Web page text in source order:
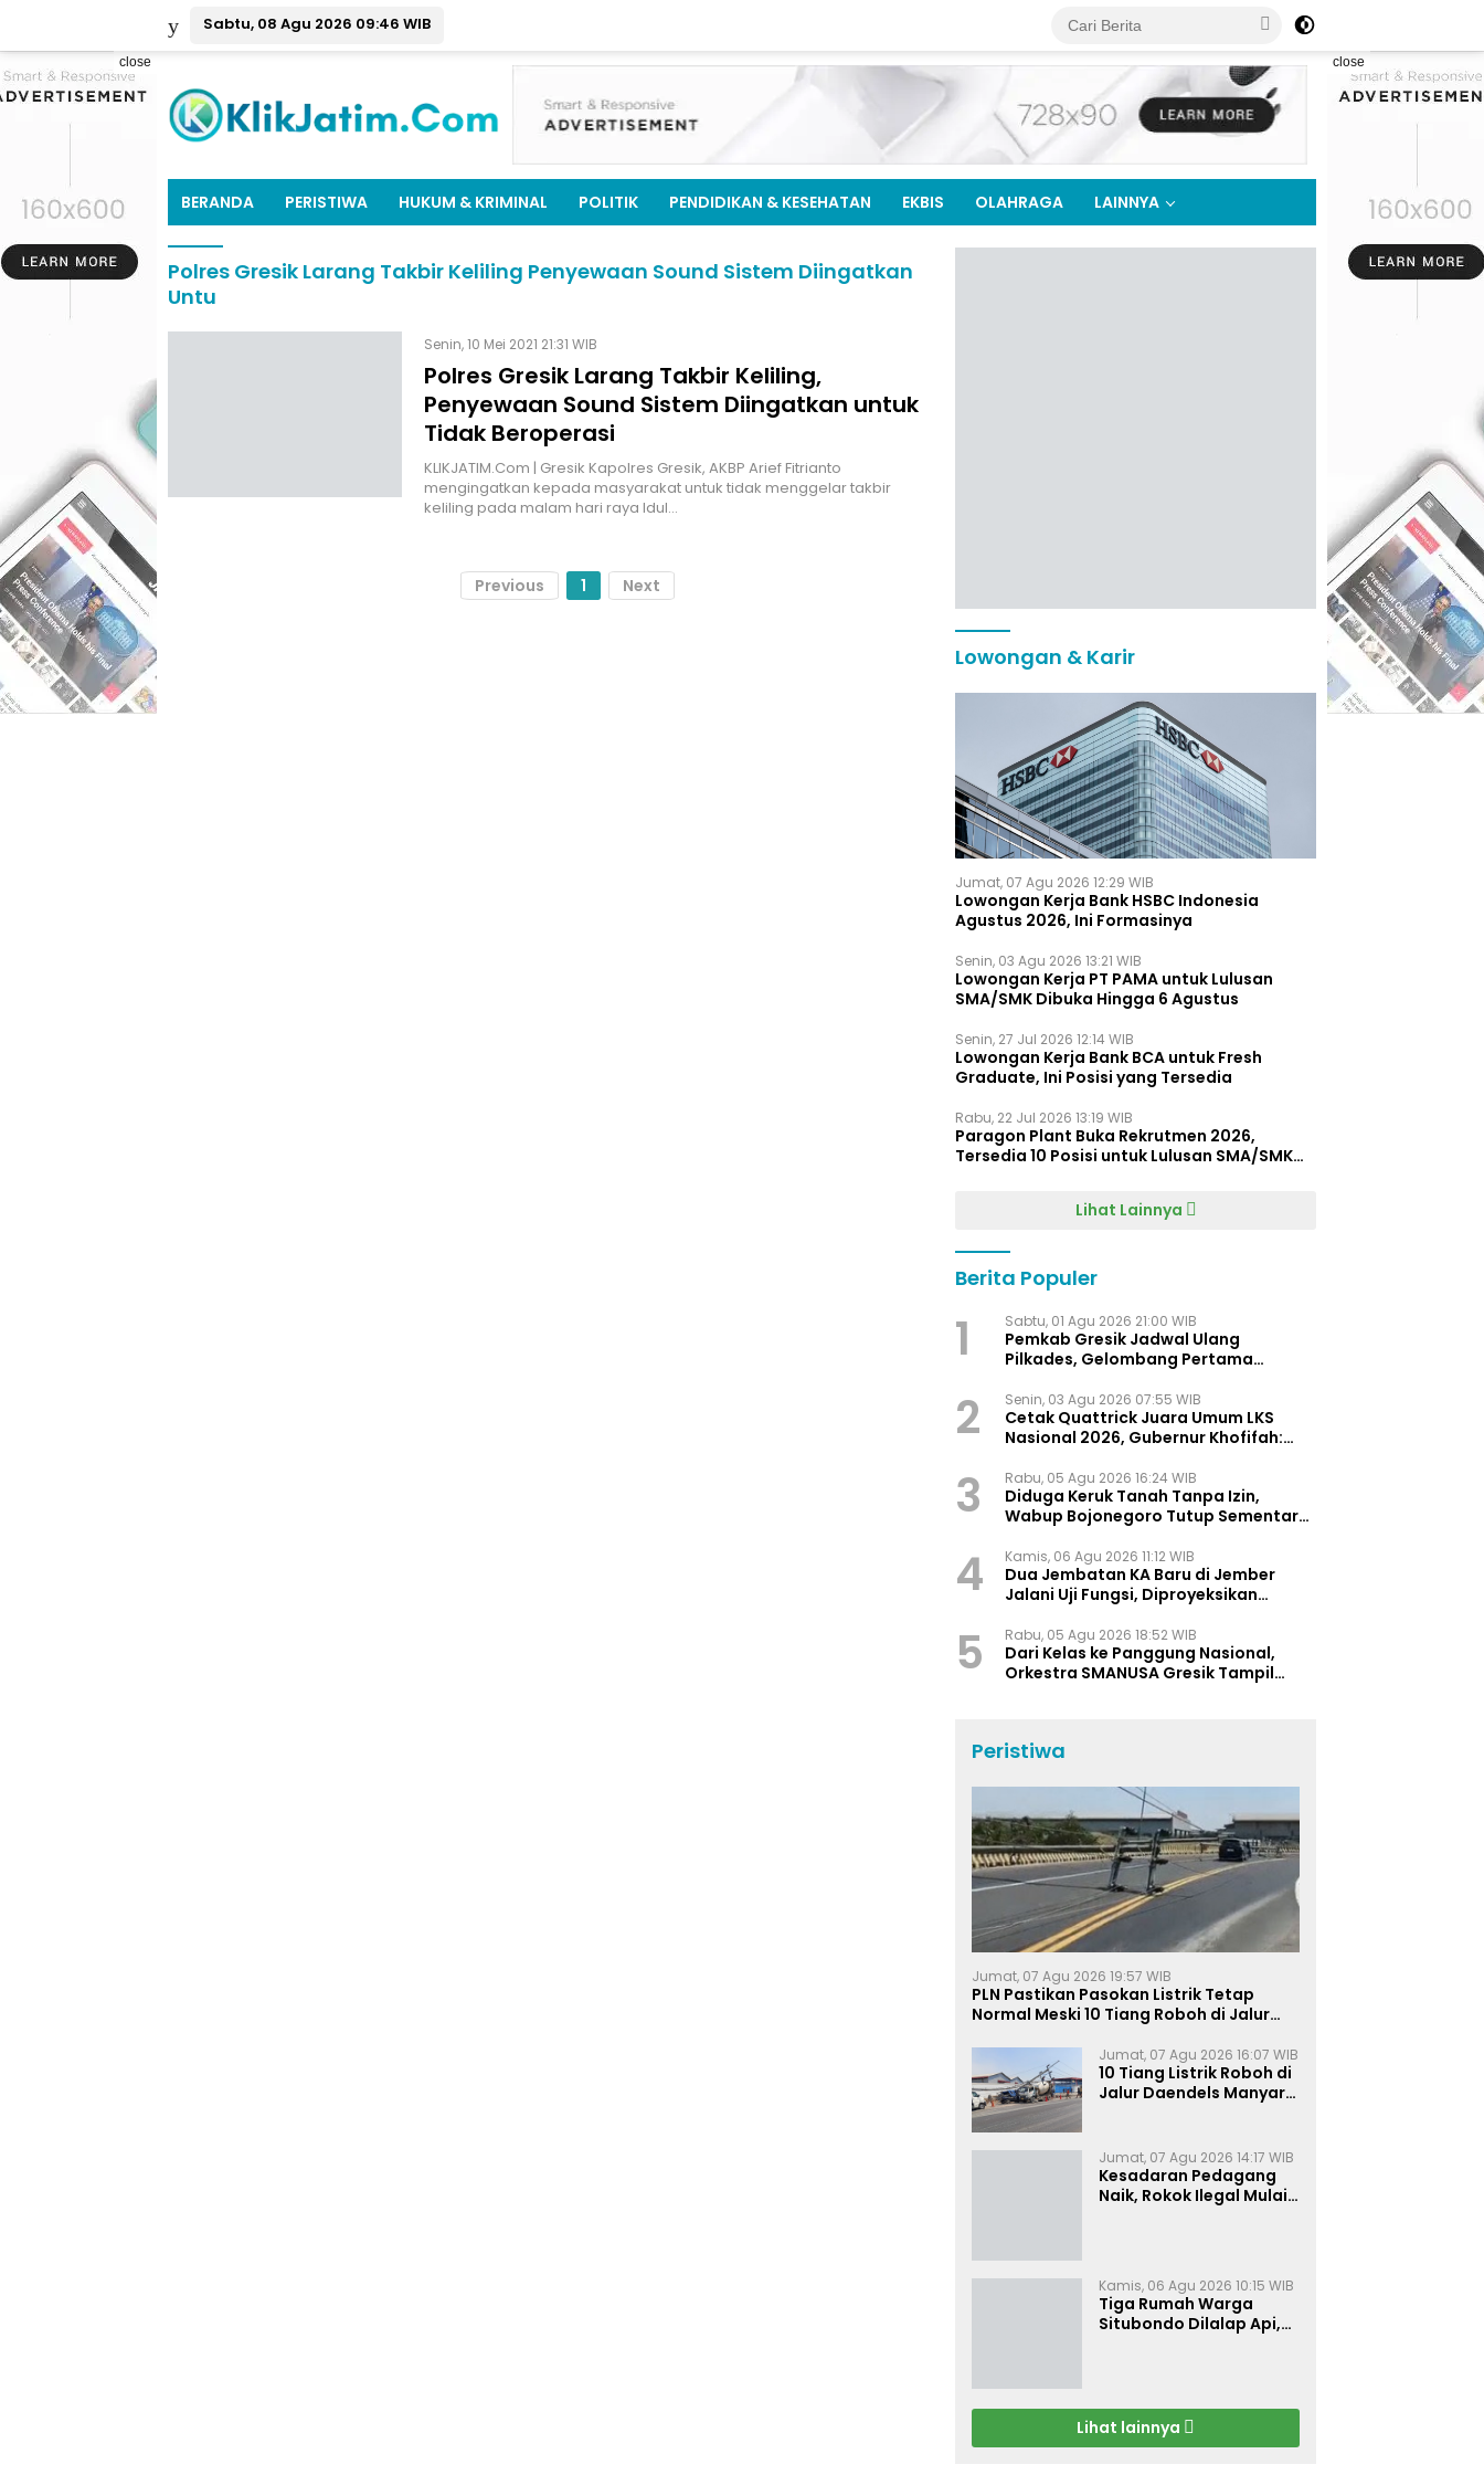
Sabtu, 08 Agu 2026 09:46 WIB
close close
BERANDA PERISTIWA HUKUM & KRIMINAL POLITIK PENDIDIKAN & KESEHATAN EKBIS OLAHRAGA LAINNYA
Polres Gresik Larang Takbir Keliling Penyewaan Sound Sistem Diingatkan
Untu
Senin, 10 Mei 2021 21:31 WIB
Polres Gresik Larang Takbir Keliling,
Penyewaan Sound Sistem Diingatkan untuk
Tidak Beroperasi
KLIKJATIM.Com | Gresik Kapolres Gresik, AKBP Arief Fitrianto
mengingatkan kepada masyarakat untuk tidak menggelar takbir
keliling pada malam hari raya Idul…
Previous 1 Next
Lowongan & Karir
Jumat, 07 Agu 2026 12:29 WIB
Lowongan Kerja Bank HSBC Indonesia
Agustus 2026, Ini Formasinya
Senin, 03 Agu 2026 13:21 WIB
Lowongan Kerja PT PAMA untuk Lulusan
SMA/SMK Dibuka Hingga 6 Agustus
Senin, 27 Jul 2026 12:14 WIB
Lowongan Kerja Bank BCA untuk Fresh
Graduate, Ini Posisi yang Tersedia
Rabu, 22 Jul 2026 13:19 WIB
Paragon Plant Buka Rekrutmen 2026,
Tersedia 10 Posisi untuk Lulusan SMA/SMK
Lihat Lainnya
Berita Populer
1 Sabtu, 01 Agu 2026 21:00 WIB
Pemkab Gresik Jadwal Ulang
Pilkades, Gelombang Pertama
2 Senin, 03 Agu 2026 07:55 WIB
Cetak Quattrick Juara Umum LKS
Nasional 2026, Gubernur Khofifah:
Indonesia
3 Rabu, 05 Agu 2026 16:24 WIB
Diduga Keruk Tanah Tanpa Izin,
Wabup Bojonegoro Tutup Sementara
4 Kamis, 06 Agu 2026 11:12 WIB
Dua Jembatan KA Baru di Jember
Jalani Uji Fungsi, Diproyeksikan
5 Rabu, 05 Agu 2026 18:52 WIB
Dari Kelas ke Panggung Nasional,
Orkestra SMANUSA Gresik Tampil
Peristiwa
Jumat, 07 Agu 2026 19:57 WIB
PLN Pastikan Pasokan Listrik Tetap
Normal Meski 10 Tiang Roboh di Jalur
Jumat, 07 Agu 2026 16:07 WIB
10 Tiang Listrik Roboh di
Jalur Daendels Manyar
Jumat, 07 Agu 2026 14:17 WIB
Kesadaran Pedagang
Naik, Rokok Ilegal Mulai
Kamis, 06 Agu 2026 10:15 WIB
Tiga Rumah Warga
Situbondo Dilalap Api,
Lihat lainnya